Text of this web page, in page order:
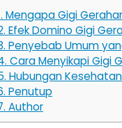
Mengapa Gigi
Efek Domino Gigi
Penyebab Umum
Cara Menyikapi Gigi
Hubungan
Penutup
Author